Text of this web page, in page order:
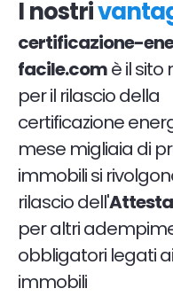
I nostri
certificazione-
facile.comè il sito
per il rilascio della
certificazione
mese migliaia di
immobili si
rilascio dell'
per altri
obbligatori legati
immobili